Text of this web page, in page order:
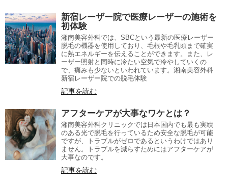
新宿レーザー院で医療レーザーの施術を
初体験
湘南美容外科では、SBCという最新の医療レーザー
脱毛の機器を使用しており、毛根や毛乳頭まで確実
に熱エネルギーを伝えることができます。また、レ
ーザー照射と同時に冷たい空気で冷やしていくの
で、痛みも少ないといわれています。湘南美容外科
新宿レーザー院での脱毛体験
記事を読む
アフターケアが大事なワケとは？
湘南美容外科クリニックでは日本国内でも最も実績
のある光で脱毛を行っているため安全な脱毛が可能
ですが、トラブルがゼロであるというわけではあり
ません。トラブルを減らすためにはアフターケアが
大事なのです。
記事を読む